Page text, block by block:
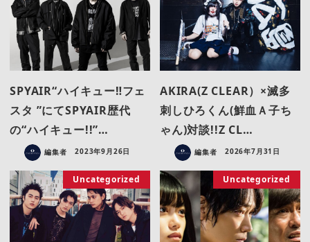
SPYAIR“ハイキュー‼︎フェ
スタ ”にてSPYAIR歴代
の“ハイキュー!!”…
編集者 2023年9月26日
AKIRA(Z CLEAR）×滅多
刺しひろくん(鮮血Ａ子ち
ゃん)対談!!Z CL…
編集者 2026年7月31日
Uncategorized Uncategorized